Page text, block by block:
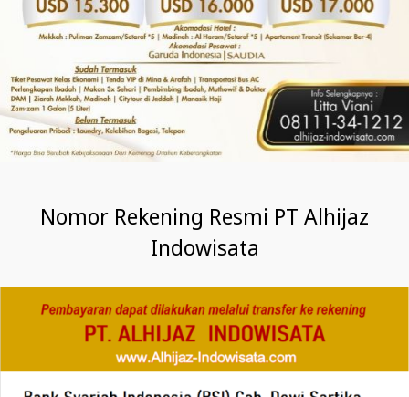
Nomor Rekening Resmi PT Alhijaz
Indowisata